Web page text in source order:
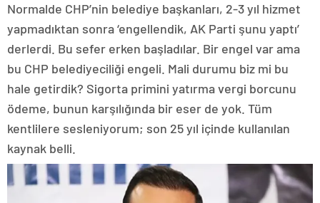
Normalde CHP’nin belediye başkanları, 2-3 yıl hizmet
yapmadıktan sonra ‘engellendik, AK Parti şunu yaptı’
derlerdi. Bu sefer erken başladılar. Bir engel var ama
bu CHP belediyeciliği engeli. Mali durumu biz mi bu
hale getirdik? Sigorta primini yatırma vergi borcunu
ödeme, bunun karşılığında bir eser de yok. Tüm
kentlilere sesleniyorum; son 25 yıl içinde kullanılan
kaynak belli.